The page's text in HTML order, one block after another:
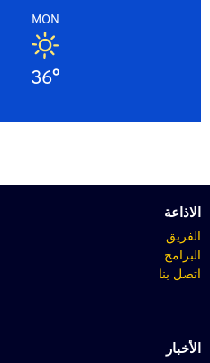
MON
36°
الاذاعة
الفريق
البرامج
اتصل بنا
الأخبار